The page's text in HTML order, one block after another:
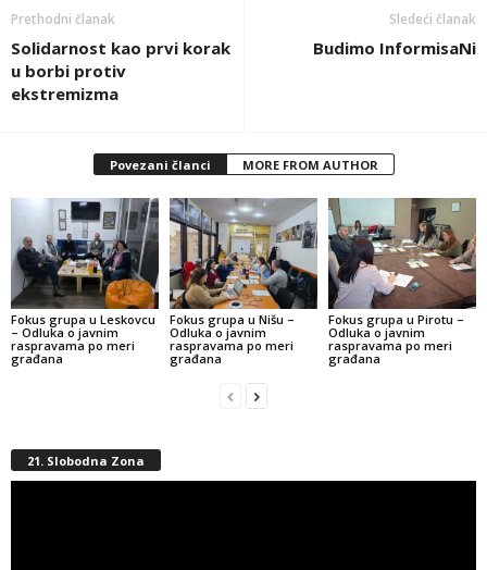
Prethodni članak
Solidarnost kao prvi korak
u borbi protiv
ekstremizma
Sledeći članak
Budimo InformisaNi
Povezani članci MORE FROM AUTHOR
Fokus grupa u Leskovcu
– Odluka o javnim
raspravama po meri
građana
Fokus grupa u Nišu –
Odluka o javnim
raspravama po meri
građana
Fokus grupa u Pirotu –
Odluka o javnim
raspravama po meri
građana
21. Slobodna Zona